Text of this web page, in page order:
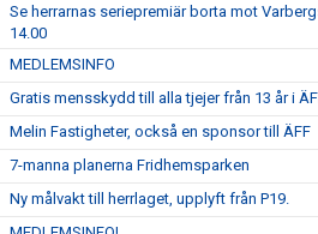
Se herrarnas seriepremiär borta mot
14.00
MEDLEMSINFO
Gratis mensskydd till alla tjejer från 13 år i
Melin Fastigheter, också en sponsor till ÄFF
7-manna planerna Fridhemsparken
Ny målvakt till herrlaget, upplyft från P19.